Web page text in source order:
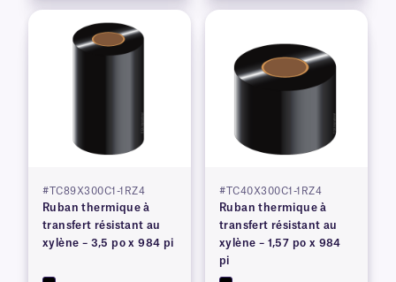
#TC89X300C1-1RZ4
Ruban thermique à
transfert résistant au
xylène – 3,5 po x 984 pi
#TC40X300C1-1RZ4
Ruban thermique à
transfert résistant au
xylène – 1,57 po x 984
pi